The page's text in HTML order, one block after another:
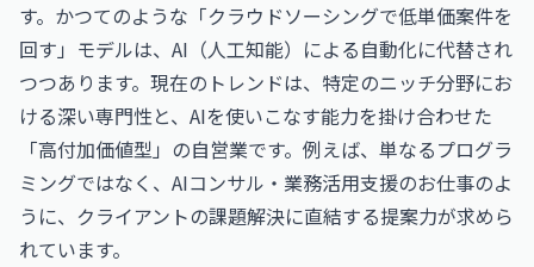
す。かつてのような「クラウドソーシングで低単価案件を
回す」モデルは、AI（人工知能）による自動化に代替され
つつあります。現在のトレンドは、特定のニッチ分野にお
ける深い専門性と、AIを使いこなす能力を掛け合わせた
「高付加価値型」の自営業です。例えば、単なるプログラ
ミングではなく、 AIコンサル・業務活用支援のお仕事のよ
うに、クライアントの課題解決に直結する提案力が求めら
れています。